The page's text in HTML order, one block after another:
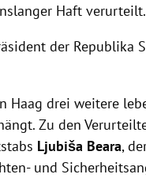
Haft verurteilt.
der Republika
Haag drei weitere
Zu den
Ljubiša Beara,
und